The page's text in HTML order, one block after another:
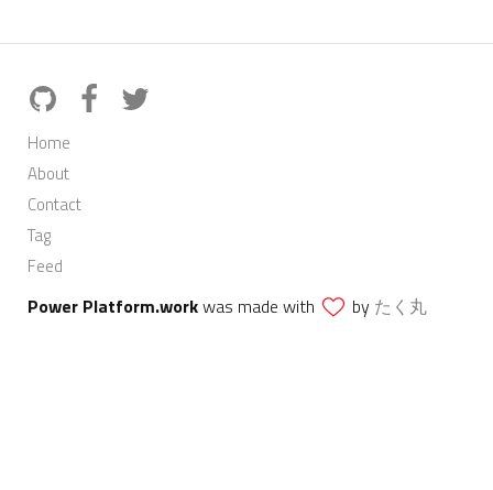
Home
About
Contact
Tag
Feed
Power Platform.workwas made with by たく丸